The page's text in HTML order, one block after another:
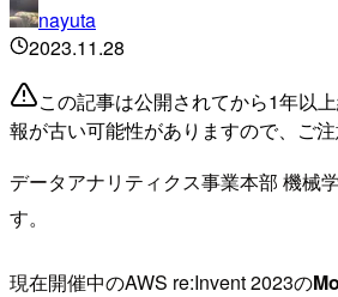
nayuta
2023.11.28
この記事は公開されてから1年以
報が古い可能性がありますので、ご注
データアナリティクス事業本部 機械
す。
現在開催中のAWS re:Invent 2023の